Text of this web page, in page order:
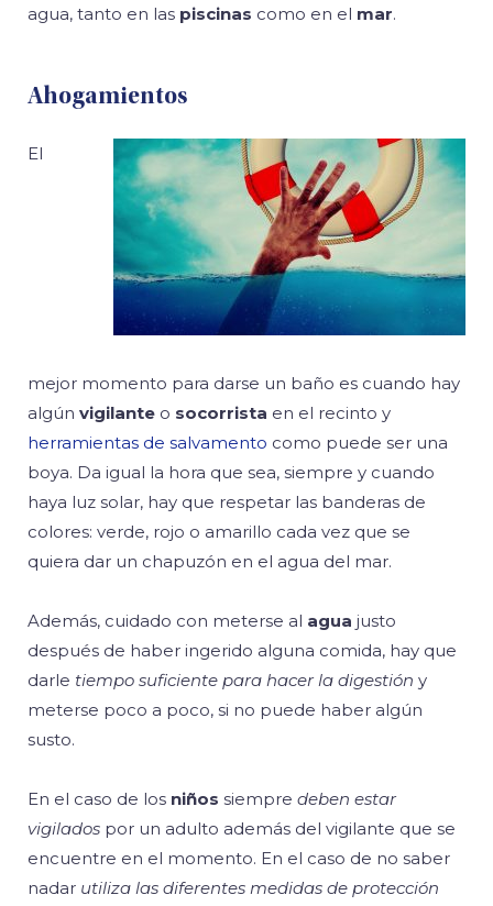
agua, tanto en las piscinas como en el mar.
Ahogamientos
El
mejor momento para darse un baño es cuando hay
algún vigilante o socorrista en el recinto y
herramientas de salvamento como puede ser una
boya. Da igual la hora que sea, siempre y cuando
haya luz solar, hay que respetar las banderas de
colores: verde, rojo o amarillo cada vez que se
quiera dar un chapuzón en el agua del mar.
Además, cuidado con meterse al agua justo
después de haber ingerido alguna comida, hay que
darle tiempo suficiente para hacer la digestión y
meterse poco a poco, si no puede haber algún
susto.
En el caso de los niños siempre deben estar
vigilados por un adulto además del vigilante que se
encuentre en el momento. En el caso de no saber
nadar utiliza las diferentes medidas de protección